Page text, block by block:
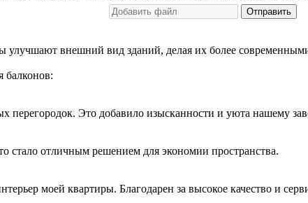
Отправить
улучшают внешний вид зданий, делая их более
балконов:
перегородок. Это добавило изысканности и уюта нашему
стало отличным решением для экономии пространства.
моей квартиры. Благодарен за высокое качество и